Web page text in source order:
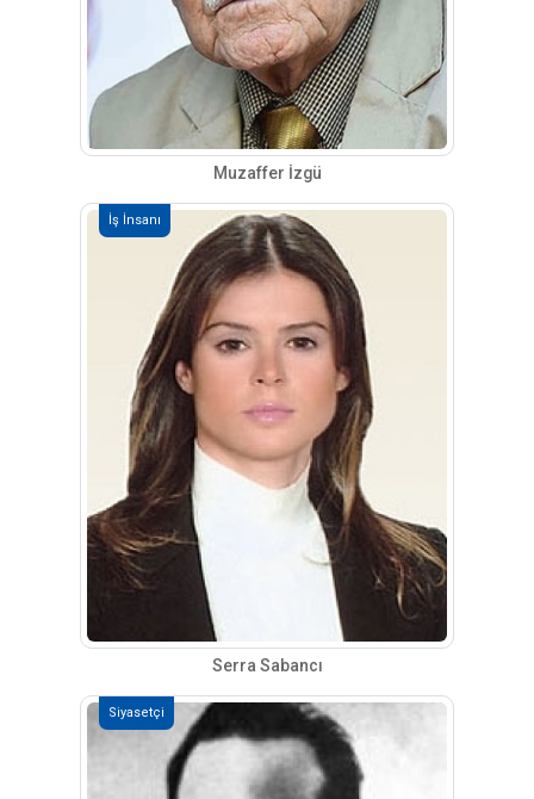
Muzaffer İzgü
İş İnsanı
Serra Sabancı
Siyasetçi